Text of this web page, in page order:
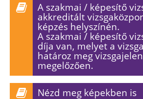
A szakmai / képesítő
akkreditált
képzés helyszínén.
A szakmai / képesítő
díja van, melyet a
határoz meg
megelőzően.
Nézd meg képekben is